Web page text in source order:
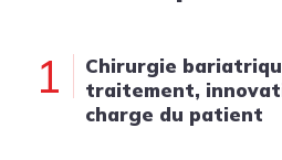
1
Chirurgie
traitement,
charge du patient